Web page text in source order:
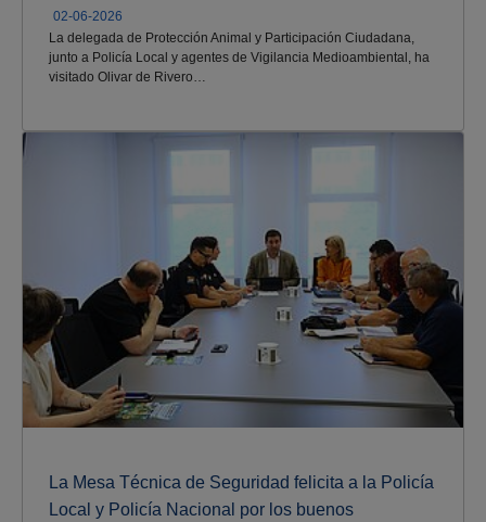
02-06-2026
La delegada de Protección Animal y Participación Ciudadana,
junto a Policía Local y agentes de Vigilancia Medioambiental, ha
visitado Olivar de Rivero…
La Mesa Técnica de Seguridad felicita a la Policía
Local y Policía Nacional por los buenos